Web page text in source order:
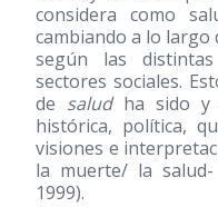
considera como
cambiando a lo largo
según las
sectores sociales.
de saludha sido y
histórica, política,
visiones e
la muerte/ la salud-
1999).